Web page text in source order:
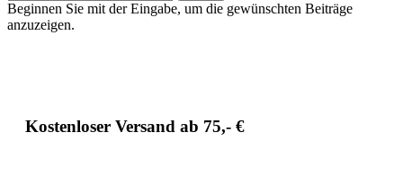
Beginnen Sie mit der Eingabe, um die gewünschten Beiträge
anzuzeigen.
Kostenloser Versand ab 75,- €